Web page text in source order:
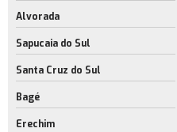
Alvorada
Sapucaia do Sul
Santa Cruz do Sul
Bagé
Erechim